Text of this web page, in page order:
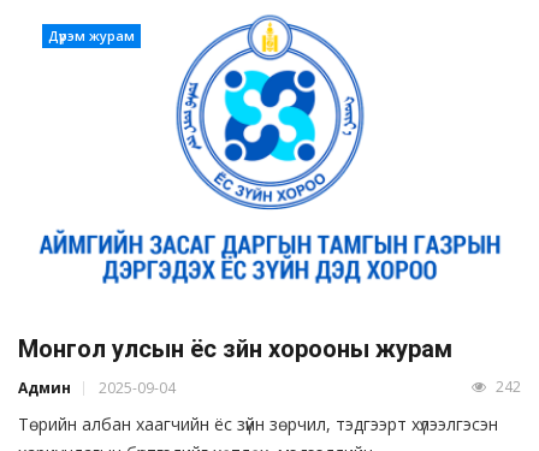
Дүрэм журам
Монгол улсын ёс зүйн хорооны журам
Админ 2025-09-04 242
Төрийн албан хаагчийн ёс зүйн зөрчил, тэдгээрт хүлээлгэсэн